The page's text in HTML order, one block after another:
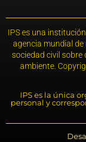
IPS es una
agencia mundial de
sociedad civil sobre
ambiente.
IPS es la única
personal y